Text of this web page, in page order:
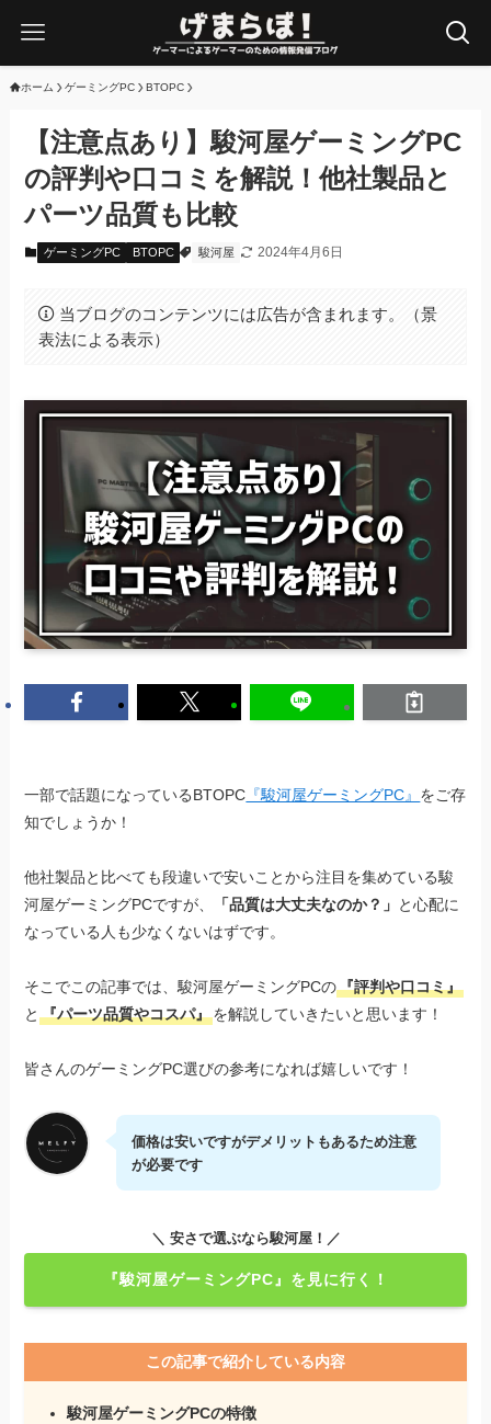
ホーム ゲーミングPC BTOPC
【注意点あり】駿河屋ゲーミングPC
の評判や口コミを解説！他社製品と
パーツ品質も比較
ゲーミングPC BTOPC 駿河屋 2024年4月6日
当ブログのコンテンツには広告が含まれます。（景
表法による表示）
一部で話題になっているBTOPC 『駿河屋ゲーミングPC』 をご存
知でしょうか！
他社製品と比べても段違いで安いことから注目を集めている駿
河屋ゲーミングPCですが、
「品質は大丈夫なのか？」 と心配に
なっている人も少なくないはずです。
そこでこの記事では、駿河屋ゲーミングPCの『評判や口コミ』
と『パーツ品質やコスパ』を解説していきたいと思います！
皆さんのゲーミングPC選びの参考になれば嬉しいです！
価格は安いですがデメリットもあるため注意
が必要です
＼ 安さで選ぶなら駿河屋！／
『駿河屋ゲーミングPC』を見に行く！
この記事で紹介している内容
駿河屋ゲーミングPCの特徴